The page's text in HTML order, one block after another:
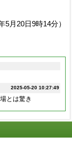
5月20日9時14分）
2025-05-20 10:27:49
とは驚き